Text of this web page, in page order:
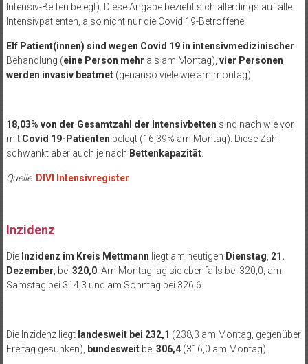
Intensiv-Betten belegt). Diese Angabe bezieht sich allerdings auf alle
Intensivpatienten, also nicht nur die Covid 19-Betroffene.
Elf Patient(innen) sind wegen Covid 19 in intensivmedizinischer
Behandlung (eine Person mehr als am Montag), vier Personen
werden invasiv beatmet (genauso viele wie am montag).
18,03% von der Gesamtzahl der Intensivbetten sind nach wie vor
mitCovid 19-Patienten belegt (16,39% am Montag). Diese Zahl
schwankt aber auch je nach Bettenkapazität.
Quelle: DIVI Intensivregister
Inzidenz
Die Inzidenz im Kreis Mettmann liegt am heutigen Dienstag 21.
Dezember , bei 320,0. Am Montag lag sie ebenfalls bei 320,0, am
Samstag bei 314,3 und am Sonntag bei 326,6.
Die Inzidenz liegtlandesweit bei 232,1 (238,3 am Montag, gegenüber
Freitag gesunken),
bundesweitbei 306,4 (316,0 am Montag).